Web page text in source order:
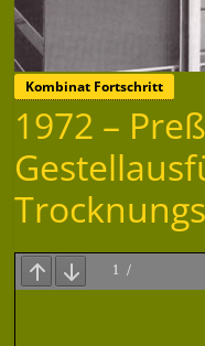
Kombinat Fortschritt
1972 –